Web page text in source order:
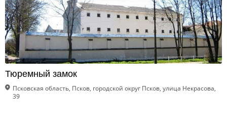
Тюремный замок
Псковская область, Псков, городской округ Псков, улица Некрасова,
39